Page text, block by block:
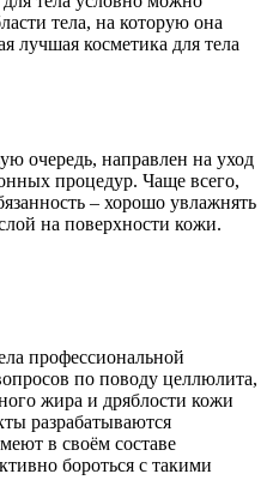
тела, на которую она
лучшая косметика для тела
очередь, направлен на уход
процедур. Чаще всего,
– хорошо увлажнять
на поверхности кожи.
профессиональной
по поводу целлюлита,
жира и дряблости кожи
разрабатываются
в своём составе
бороться с такими